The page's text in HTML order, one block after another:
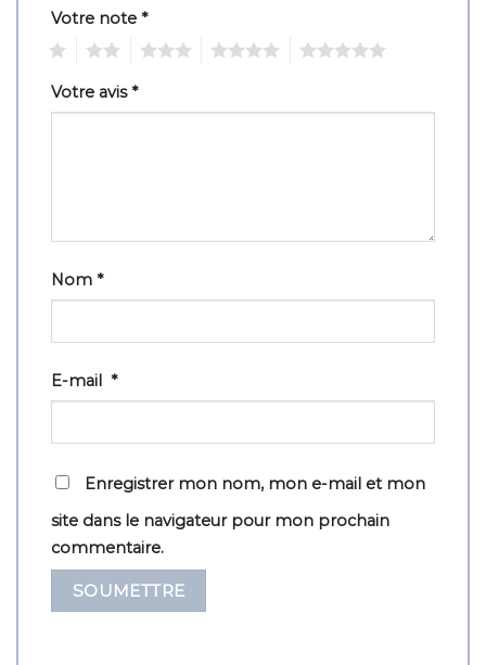
Votre note *
Votre avis*
Nom *
E-mail *
Enregistrer mon nom, mon e-mail et mon
site dans le navigateur pour mon prochain
commentaire.